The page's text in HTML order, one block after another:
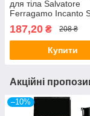
для тіла Salvatore
Ferragamo Incanto
187,20 ₴ 208 ₴
Купити
Акційні
–10%